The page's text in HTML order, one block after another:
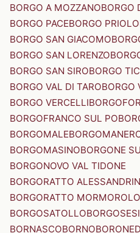
BORGO A MOZZANOBORGO
BORGO PACEBORGO PRIOLO
BORGO SAN GIACOMO
BORGO SAN LORENZO
BORGO SAN SIROBORGO
BORGO VAL DI TAROBORGO
BORGO VERCELLI
BORGOFRANCO SUL PO
BORGOMALE
BORGOMASINOBORGONE
BORGONOVO VAL TIDONE
BORGORATTO
BORGORATTO MORMOROLO
BORGOSATOLLO
BORNASCOBORNO